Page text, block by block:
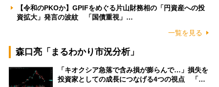
【令和のPKOか】GPIFをめぐる片山財務相の「円資産への投
資拡大」発言の波紋 「国債重視」…
一覧を見る
森口亮「まるわかり市況分析」
「キオクシア急落で含み損が膨らんで…」損失を
投資家としての成長につなげる4つの視点 「…